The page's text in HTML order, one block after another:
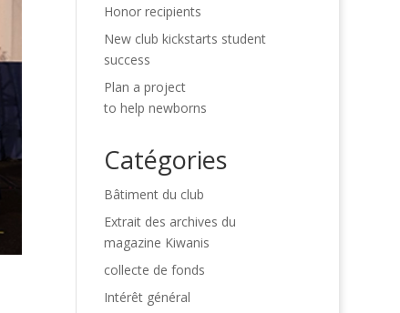
Honor recipients
New club kickstarts student
success
Plan a project
to help newborns
Catégories
Bâtiment du club
Extrait des archives du
magazine Kiwanis
collecte de fonds
Intérêt général